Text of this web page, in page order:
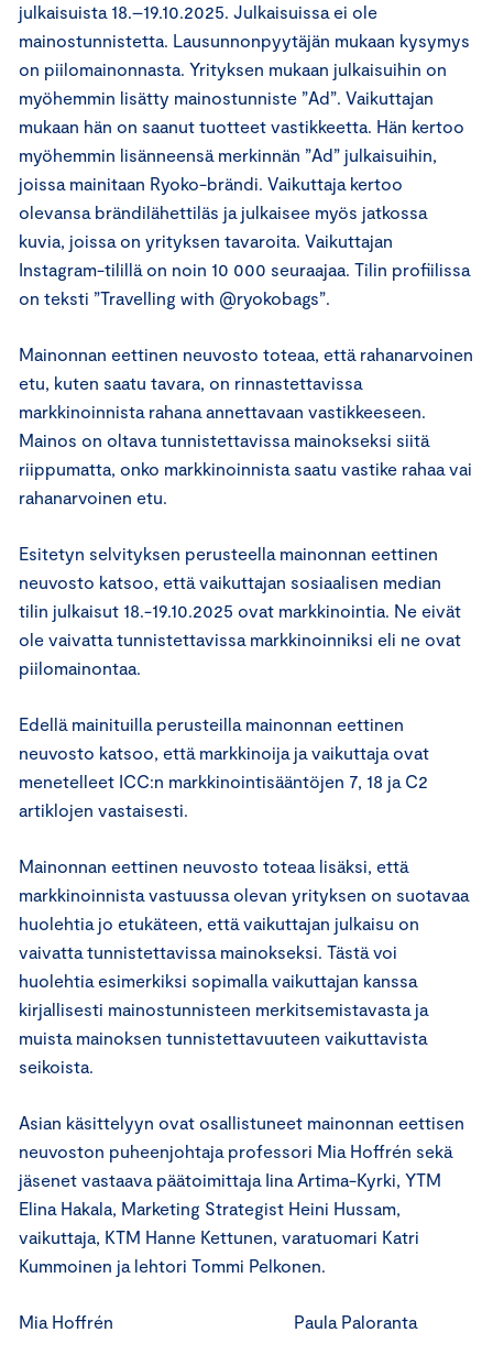
julkaisuista 18.–19.10.2025. Julkaisuissa ei ole
mainostunnistetta. Lausunnonpyytäjän mukaan kysymys
on piilomainonnasta. Yrityksen mukaan julkaisuihin on
myöhemmin lisätty mainostunniste ”Ad”. Vaikuttajan
mukaan hän on saanut tuotteet vastikkeetta. Hän kertoo
myöhemmin lisänneensä merkinnän ”Ad” julkaisuihin,
joissa mainitaan Ryoko-brändi. Vaikuttaja kertoo
olevansa brändilähettiläs ja julkaisee myös jatkossa
kuvia, joissa on yrityksen tavaroita. Vaikuttajan
Instagram-tilillä on noin 10 000 seuraajaa. Tilin profiilissa
on teksti ”Travelling with @ryokobags”.
Mainonnan eettinen neuvosto toteaa, että rahanarvoinen
etu, kuten saatu tavara, on rinnastettavissa
markkinoinnista rahana annettavaan vastikkeeseen.
Mainos on oltava tunnistettavissa mainokseksi siitä
riippumatta, onko markkinoinnista saatu vastike rahaa vai
rahanarvoinen etu.
Esitetyn selvityksen perusteella mainonnan eettinen
neuvosto katsoo, että vaikuttajan sosiaalisen median
tilin julkaisut 18.-19.10.2025 ovat markkinointia. Ne eivät
ole vaivatta tunnistettavissa markkinoinniksi eli ne ovat
piilomainontaa.
Edellä mainituilla perusteilla mainonnan eettinen
neuvosto katsoo, että markkinoija ja vaikuttaja ovat
menetelleet ICC:n markkinointisääntöjen 7, 18 ja C2
artiklojen vastaisesti.
Mainonnan eettinen neuvosto toteaa lisäksi, että
markkinoinnista vastuussa olevan yrityksen on suotavaa
huolehtia jo etukäteen, että vaikuttajan julkaisu on
vaivatta tunnistettavissa mainokseksi. Tästä voi
huolehtia esimerkiksi sopimalla vaikuttajan kanssa
kirjallisesti mainostunnisteen merkitsemistavasta ja
muista mainoksen tunnistettavuuteen vaikuttavista
seikoista.
Asian käsittelyyn ovat osallistuneet mainonnan eettisen
neuvoston puheenjohtaja professori Mia Hoffrén sekä
jäsenet vastaava päätoimittaja Iina Artima-Kyrki, YTM
Elina Hakala, Marketing Strategist Heini Hussam,
vaikuttaja, KTM Hanne Kettunen, varatuomari Katri
Kummoinen ja lehtori Tommi Pelkonen.
Mia Hoffrén Paula Paloranta